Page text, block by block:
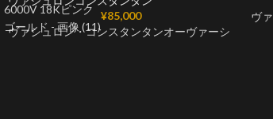
¥85,000
ヴァシュロン・コンスタンタンオーヴァーシ
ヴ